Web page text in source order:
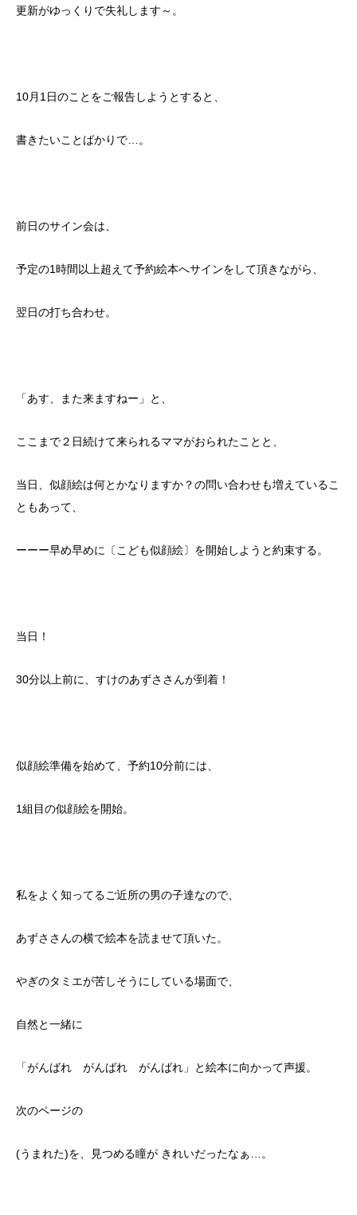
更新がゆっくりで失礼します～。
10月1日のことをご報告しようとすると、
書きたいことばかりで…。
前日のサイン会は、
予定の1時間以上超えて予約絵本へサインをして頂きながら、
翌日の打ち合わせ。
「あす、また来ますねー」と、
ここまで２日続けて来られるママがおられたことと、
当日、似顔絵は何とかなりますか？の問い合わせも増えているこ
ともあって、
ーーー早め早めに〔こども似顔絵〕を開始しようと約束する。
当日！
30分以上前に、すけのあずささんが到着！
似顔絵準備を始めて、予約10分前には、
1組目の似顔絵を開始。
私をよく知ってるご近所の男の子達なので、
あずささんの横で絵本を読ませて頂いた。
やぎのタミエが苦しそうにしている場面で、
自然と一緒に
「がんばれ がんばれ がんばれ」と絵本に向かって声援。
次のページの
(うまれた)を、見つめる瞳が きれいだったなぁ…。